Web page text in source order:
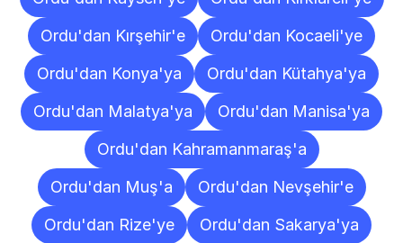
Ordu'dan Kırşehir'e
Ordu'dan Kocaeli'ye
Ordu'dan Konya'ya
Ordu'dan Kütahya'ya
Ordu'dan Malatya'ya
Ordu'dan Manisa'ya
Ordu'dan Kahramanmaraş'a
Ordu'dan Muş'a
Ordu'dan Nevşehir'e
Ordu'dan Rize'ye
Ordu'dan Sakarya'ya